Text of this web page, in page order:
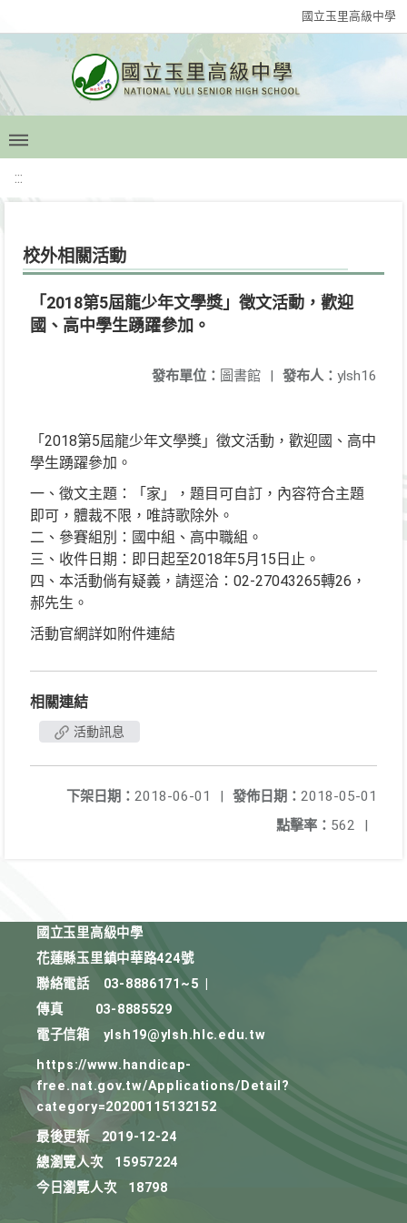
國立玉里高級中學
:::
校外相關活動
「2018第5屆龍少年文學獎」徵文活動，歡迎
國、高中學生踴躍參加。
發布人： ylsh16
發布單位： 圖書館 |
「2018第5屆龍少年文學獎」徵文活動，歡迎國、高中
學生踴躍參加。
一、徵文主題：「家」，題目可自訂，內容符合主題
即可，體裁不限，唯詩歌除外。
二、參賽組別：國中組、高中職組。
三、收件日期：即日起至2018年5月15日止。
四、本活動倘有疑義，請逕洽：02-27043265轉26，
郝先生。
活動官網詳如附件連結
相關連結
活動訊息
發佈日期： 2018-05-01
下架日期： 2018-06-01
|
點擊率： 562 |
國立玉里高級中學
花蓮縣玉里鎮中華路424號
聯絡電話
03-8886171~5
傳真
03-8885529
電子信箱
ylsh19@ylsh.hlc.edu.tw
https://www.handicap-
free.nat.gov.tw/Applications/Detail?
category=20200115132152
最後更新
2019-12-24
總瀏覽人次
15957224
今日瀏覽人次
18798